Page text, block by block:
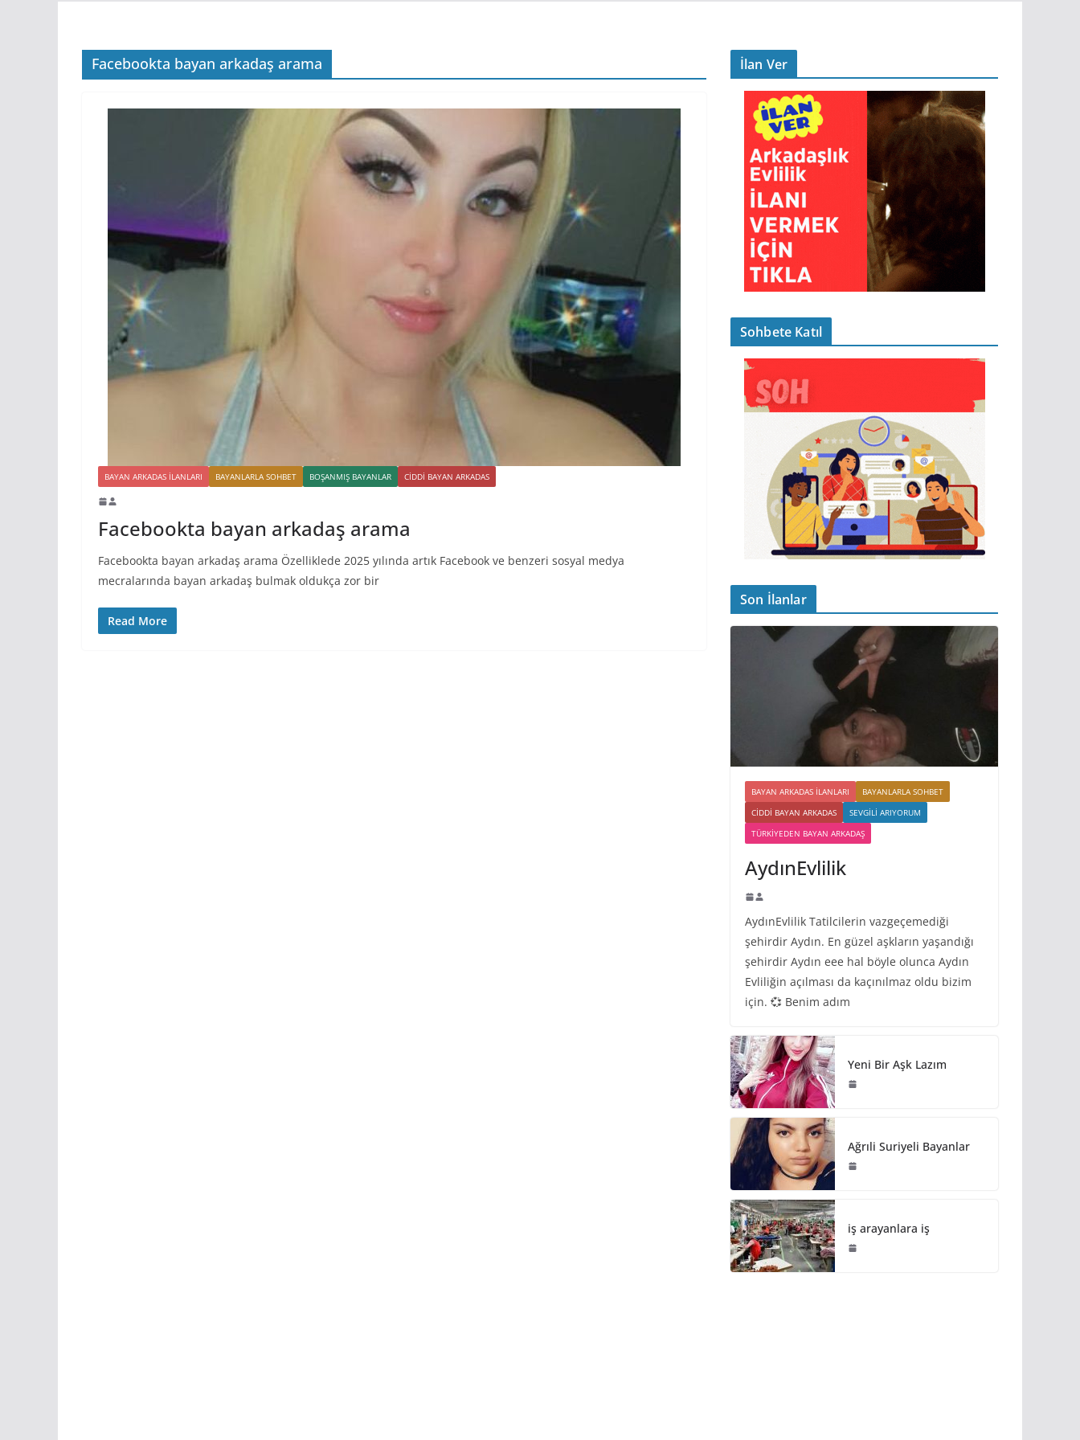
Facebookta bayan arkadaş arama
BAYAN ARKADAS ILANLARI BAYANLARLA SOHBET BOŞANMIŞ BAYANLAR CIDDI BAYAN ARKADAS
Facebookta bayan arkadaş arama
Facebookta bayan arkadaş arama Özelliklede 2025 yılında artık Facebook ve benzeri sosyal medya
mecralarında bayan arkadaş bulmak oldukça zor bir
Read More
İlan Ver
Sohbete Katıl
Son İlanlar
BAYAN ARKADAS ILANLARI
BAYANLARLA SOHBET
CIDDI BAYAN ARKADAS
SEVGILI ARIYORUM
TÜRKIYEDEN BAYAN ARKADAŞ
AydınEvlilik
AydınEvlilik Tatilcilerin vazgeçemediği
şehirdir Aydın. En güzel aşkların yaşandığı
şehirdir Aydın eee hal böyle olunca Aydın
Evliliğin açılması da kaçınılmaz oldu bizim
için. 💞 Benim adım
Yeni Bir Aşk Lazım
Ağrıli Suriyeli Bayanlar
iş arayanlara iş